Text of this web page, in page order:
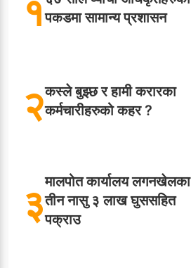
१पकडमा सामान्य प्रशासन
२कस्ले बुझ्छ र हामी करारका
कर्मचारीहरुको कहर ?
३मालपोत कार्यालय लगनखेलका
तीन नासु ३ लाख घुससहित
पक्राउ